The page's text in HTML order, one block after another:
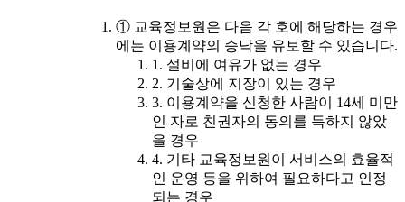
① 교육정보원은 다음 각 호에 해당하는 경우
에는 이용계약의 승낙을 유보할 수 있습니다.
1. 설비에 여유가 없는 경우
2. 기술상에 지장이 있는 경우
3. 이용계약을 신청한 사람이 14세 미만
인 자로 친권자의 동의를 득하지 않았
을 경우
4. 기타 교육정보원이 서비스의 효율적
인 운영 등을 위하여 필요하다고 인정
되는 경우